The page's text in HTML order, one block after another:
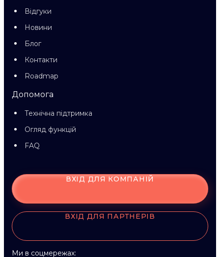
Відгуки
Новини
Блог
Контакти
Roadmap
Допомога
Технічна підтримка
Огляд функцій
FAQ
ВХІД ДЛЯ КОМПАНІЙ
ВХІД ДЛЯ ПАРТНЕРІВ
Ми в соцмережах: